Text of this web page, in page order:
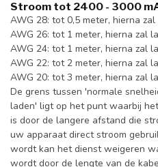
Stroom tot 2400 - 3000
AWG 28: tot 0,5 meter, hierna
AWG 26: tot 1 meter, hierna zal
AWG 24: tot 1 meter, hierna zal
AWG 22: tot 2 meter, hierna zal
AWG 20: tot 3 meter, hierna zal
De grens tussen 'normale
laden' ligt op het punt waarbij
is door de langere afstand die
uw apparaat direct stroom
wordt kan het dienst weigeren
wordt door de lengte van de